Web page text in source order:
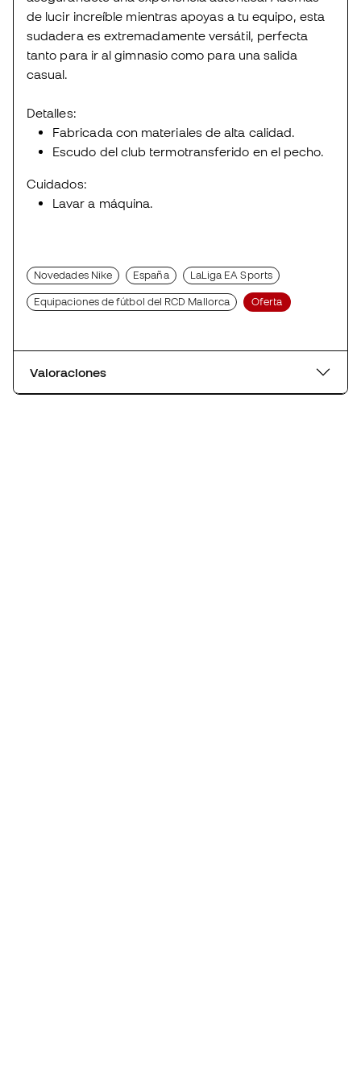
de lucir increíble mientras apoyas a tu equipo, esta
sudadera es extremadamente versátil, perfecta
tanto para ir al gimnasio como para una salida
casual.
Detalles:
Fabricada con materiales de alta calidad.
Escudo del club termotransferido en el pecho.
Cuidados:
Lavar a máquina.
Novedades Nike España LaLiga EA Sports
Equipaciones de fútbol del RCD Mallorca Oferta
Valoraciones